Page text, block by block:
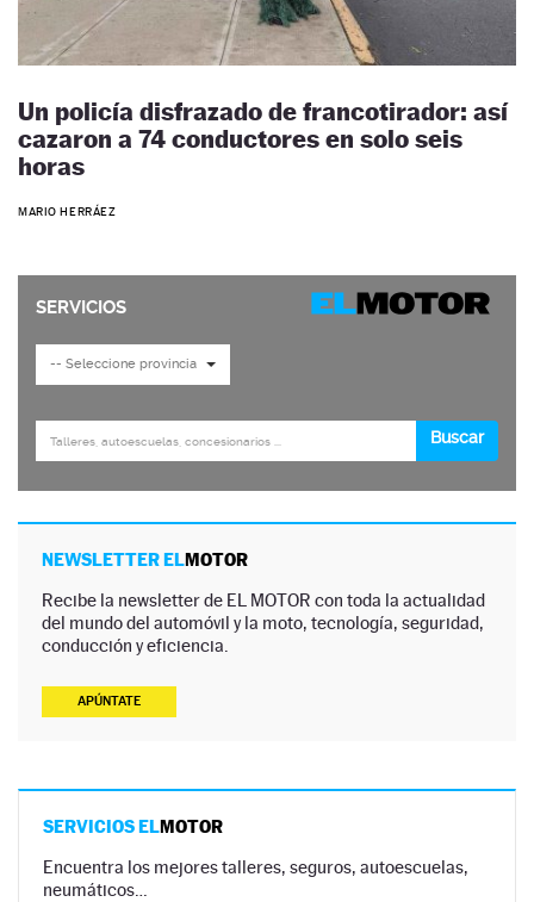
Un policía disfrazado de francotirador: así
cazaron a 74 conductores en solo seis
horas
MARIO HERRÁEZ
NEWSLETTER ELMOTOR
Recibe la newsletter de EL MOTOR con toda la actualidad
del mundo del automóvil y la moto, tecnología, seguridad,
conducción y eficiencia.
APÚNTATE
SERVICIOS ELMOTOR
Encuentra los mejores talleres, seguros, autoescuelas,
neumáticos…